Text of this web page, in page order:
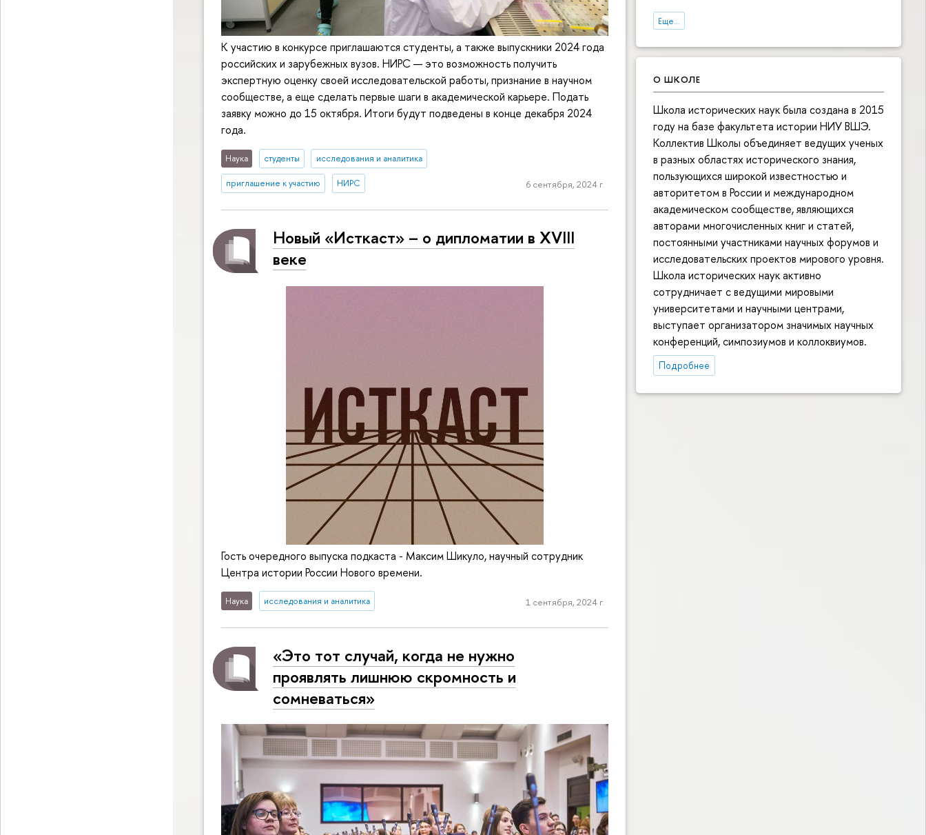
Еще...
О ШКОЛЕ
Школа исторических наук была создана в 2015
году на базе факультета истории НИУ ВШЭ.
Коллектив Школы объединяет ведущих ученых
в разных областях исторического знания,
пользующихся широкой известностью и
авторитетом в России и международном
академическом сообществе, являющихся
авторами многочисленных книг и статей,
постоянными участниками научных форумов и
исследовательских проектов мирового уровня.
Школа исторических наук активно
сотрудничает с ведущими мировыми
университетами и научными центрами,
выступает организатором значимых научных
конференций, симпозиумов и коллоквиумов.
Подробнее
К участию в конкурсе приглашаются студенты, а также выпускники 2024 года
российских и зарубежных вузов. НИРС — это возможность получить
экспертную оценку своей исследовательской работы, признание в научном
сообществе, а еще сделать первые шаги в академической карьере. Подать
заявку можно до 15 октября. Итоги будут подведены в конце декабря 2024
года.
Наука студенты исследования и аналитика
приглашение к участию НИРС 6 сентября, 2024 г.
Новый «Исткаст» – о дипломатии в XVIII
веке
Гость очередного выпуска подкаста - Максим Шикуло, научный сотрудник
Центра истории России Нового времени.
Наука исследования и аналитика 1 сентября, 2024 г.
«Это тот случай, когда не нужно
проявлять лишнюю скромность и
сомневаться»